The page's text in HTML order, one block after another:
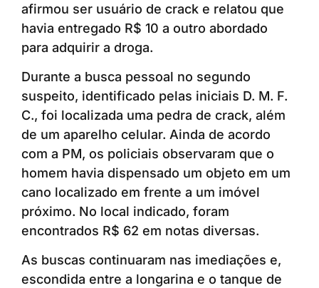
afirmou ser usuário de crack e relatou que
havia entregado R$ 10 a outro abordado
para adquirir a droga.
Durante a busca pessoal no segundo
suspeito, identificado pelas iniciais D. M. F.
C., foi localizada uma pedra de crack, além
de um aparelho celular. Ainda de acordo
com a PM, os policiais observaram que o
homem havia dispensado um objeto em um
cano localizado em frente a um imóvel
próximo. No local indicado, foram
encontrados R$ 62 em notas diversas.
As buscas continuaram nas imediações e,
escondida entre a longarina e o tanque de